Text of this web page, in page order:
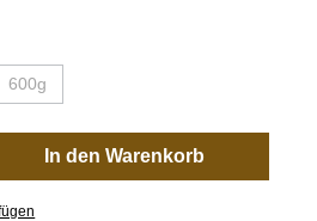
600g(Diese Option ist zurzeit nicht verfügbar.)
Gib den gewünschten
In den Warenkorb